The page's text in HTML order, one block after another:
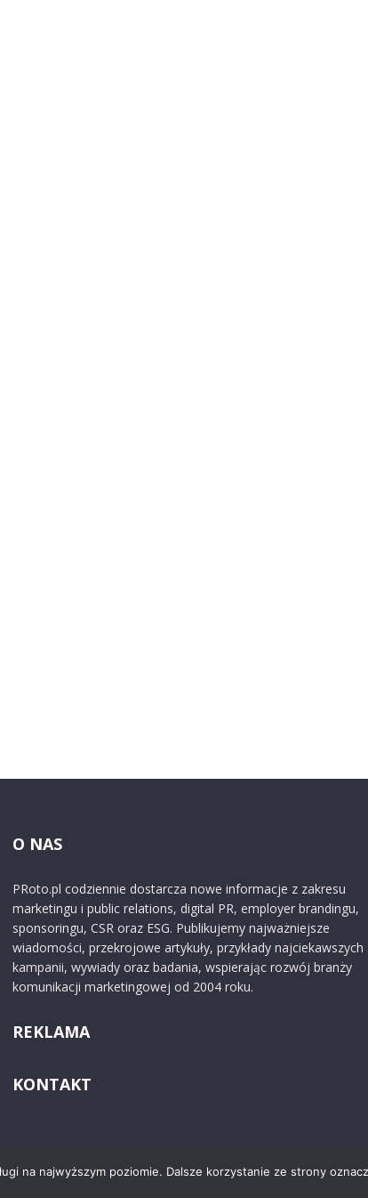
O NAS
PRoto.pl codziennie dostarcza nowe informacje z zakresu
marketingu i public relations, digital PR, employer brandingu,
sponsoringu, CSR oraz ESG. Publikujemy najważniejsze
wiadomości, przekrojowe artykuły, przykłady najciekawszych
kampanii, wywiady oraz badania, wspierając rozwój branży
komunikacji marketingowej od 2004 roku.
REKLAMA
KONTAKT
O nas
na najwyższym poziomie. Dalsze korzystanie ze strony